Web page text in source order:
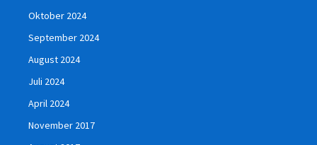
Oktober 2024
September 2024
August 2024
Juli 2024
April 2024
November 2017